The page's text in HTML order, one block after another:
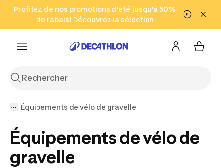
Aller à la recherche Aller au contenu Aller au pied de
Profitez de nos promotions d'été jusqu'à 50%
de rabais! Découvrez la sélection
Cliquez ici
en seulement 2 h!
(Zones sélectionnées)
Équipements de vélo de gravelle
Équipements de vélo de
gravelle